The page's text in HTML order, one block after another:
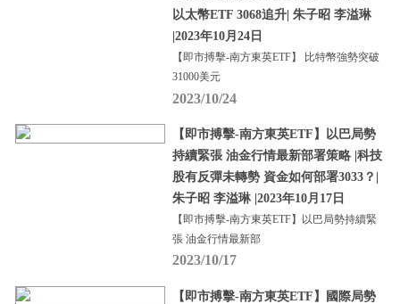
以太幣ETF 3068追升| 朱子昭 李溢琳
|2023年10月24日
【即市搏擊-南方東英ETF】 比特幣強勢突破
31000美元
2023/10/24
【即市搏擊-南方東英ETF】以巴局勢
持續緊張 油金行情最新部署策略 |科技
股有反彈未轉勢 資金如何部署3033？|
朱子昭 李溢琳 |2023年10月17日
【即市搏擊-南方東英ETF】以巴局勢持續緊
張 油金行情最新部
2023/10/17
【即市搏擊-南方東英ETF】國際局勢